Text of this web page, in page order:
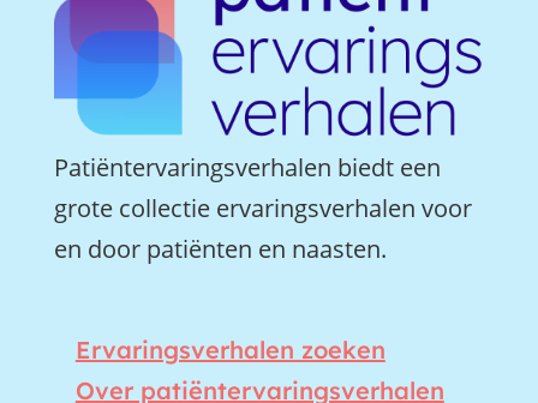
Patiëntervaringsverhalen biedt een
grote collectie ervaringsverhalen voor
en door patiënten en naasten.
Ervaringsverhalen zoeken
Over patiëntervaringsverhalen